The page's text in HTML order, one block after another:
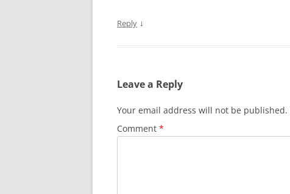
Reply ↓
Leave a Reply
Your email address will not be published.
Comment *